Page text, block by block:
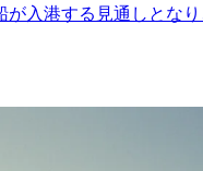
入港する見通しとな